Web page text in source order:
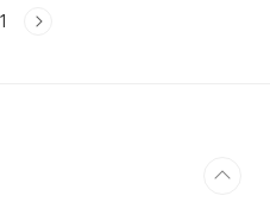
실 병원 안에서 살아 숨 쉬는 전공
1